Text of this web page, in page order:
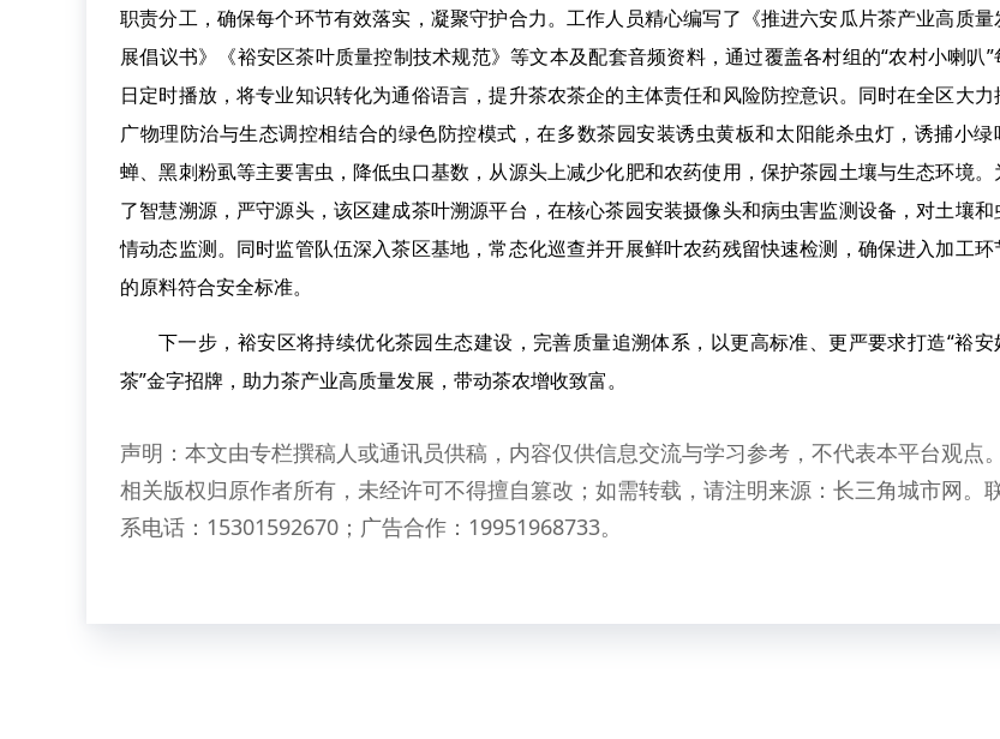
职责分工，确保每个环节有效落实，凝聚守护合力。工作人员精心编写了《推进六安瓜片茶产业高质量
展倡议书》《裕安区茶叶质量控制技术规范》等文本及配套音频资料，通过覆盖各村组的“农村小喇叭”
日定时播放，将专业知识转化为通俗语言，提升茶农茶企的主体责任和风险防控意识。同时在全区大力
广物理防治与生态调控相结合的绿色防控模式，在多数茶园安装诱虫黄板和太阳能杀虫灯，诱捕小绿
蝉、黑刺粉虱等主要害虫，降低虫口基数，从源头上减少化肥和农药使用，保护茶园土壤与生态环境。
了智慧溯源，严守源头，该区建成茶叶溯源平台，在核心茶园安装摄像头和病虫害监测设备，对土壤和
情动态监测。同时监管队伍深入茶区基地，常态化巡查并开展鲜叶农药残留快速检测，确保进入加工环
的原料符合安全标准。
下一步，裕安区将持续优化茶园生态建设，完善质量追溯体系，以更高标准、更严要求打造“裕安
茶”金字招牌，助力茶产业高质量发展，带动茶农增收致富。
声明：本文由专栏撰稿人或通讯员供稿，内容仅供信息交流与学习参考，不代表本平台观点。
相关版权归原作者所有，未经许可不得擅自篡改；如需转载，请注明来源：长三角城市网。
系电话：15301592670；广告合作：19951968733。